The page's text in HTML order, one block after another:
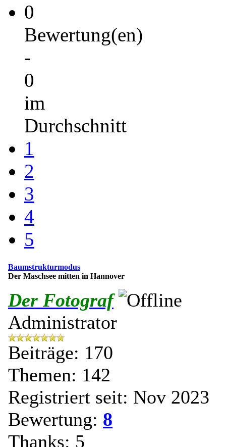
0
Bewertung(en)
-
0
im
Durchschnitt
1
2
3
4
5
Baumstrukturmodus
Der Maschsee mitten in Hannover
Der Fotograf
Administrator
Beiträge: 170
Themen: 142
Registriert seit: Nov 2023
Bewertung: 8
Thanks: 5